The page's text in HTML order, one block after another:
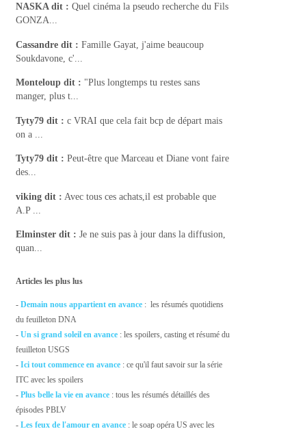
NASKAdit : Quel cinéma la pseudo recherche du Fils
GONZA...
Cassandre dit : Famille Gayat, j'aime beaucoup
Soukdavone, c'...
Monteloup dit : "Plus longtemps tu restes sans
manger, plus t...
Tyty79 dit : c VRAI que cela fait bcp de départ mais
on a ...
Tyty79 dit : Peut-être que Marceau et Diane vont faire
des...
viking dit : Avec tous ces achats,il est probable que
A.P ...
Elminster dit : Je ne suis pas à jour dans la diffusion,
quan...
Articles les plus lus
-Demain nous appartient en avance : les résumés quotidiens
du feuilleton DNA
-Un si grand soleil en avance : les spoilers, casting et résumé du
feuilleton USGS
-Ici tout commence en avance : ce qu'il faut savoir sur la série
ITC avec les spoilers
- Plus belle la vie en avance : tous les résumés détaillés des
épisodes PBLV
-Les feux de l'amour en avance : le soap opéra US avec les